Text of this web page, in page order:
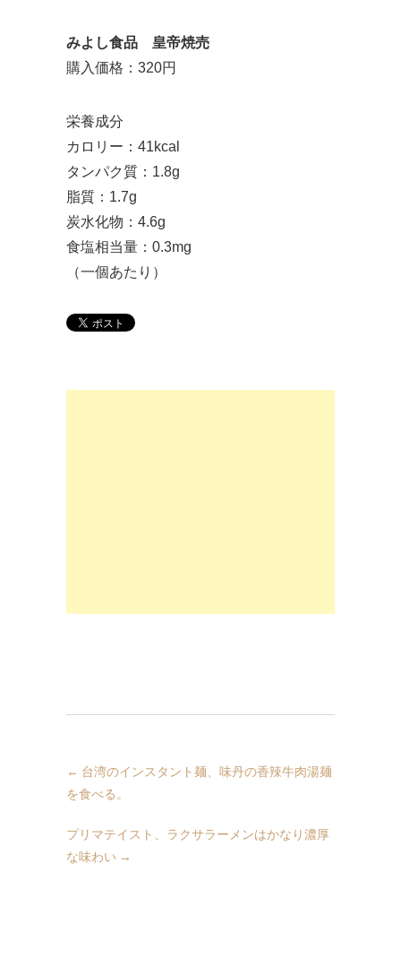
みよし食品 皇帝焼売
購入価格：320円
栄養成分
カロリー：41kcal
タンパク質：1.8g
脂質：1.7g
炭水化物：4.6g
食塩相当量：0.3mg
（一個あたり）
← 台湾のインスタント麺、味丹の香辣牛肉湯麺
を食べる。
プリマテイスト、ラクサラーメンはかなり濃厚
な味わい →